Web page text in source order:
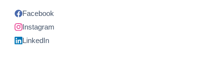
Facebook
Instagram
LinkedIn